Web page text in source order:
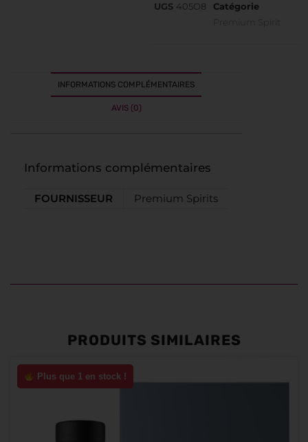
UGS 405O8
Catégorie
Premium Spirit
INFORMATIONS COMPLÉMENTAIRES
AVIS (0)
Informations complémentaires
FOURNISSEUR Premium Spirits
PRODUITS SIMILAIRES
Plus que 1 en stock !